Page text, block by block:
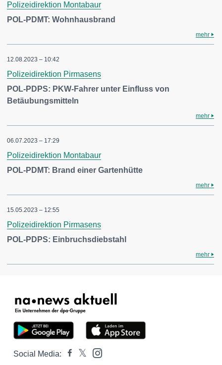
Polizeidirektion Montabaur
POL-PDMT: Wohnhausbrand
mehr
12.08.2023 – 10:42
Polizeidirektion Pirmasens
POL-PDPS: PKW-Fahrer unter Einfluss von
Betäubungsmitteln
mehr
06.07.2023 – 17:29
Polizeidirektion Montabaur
POL-PDMT: Brand einer Gartenhütte
mehr
15.05.2023 – 12:55
Polizeidirektion Pirmasens
POL-PDPS: Einbruchsdiebstahl
mehr
Social Media: